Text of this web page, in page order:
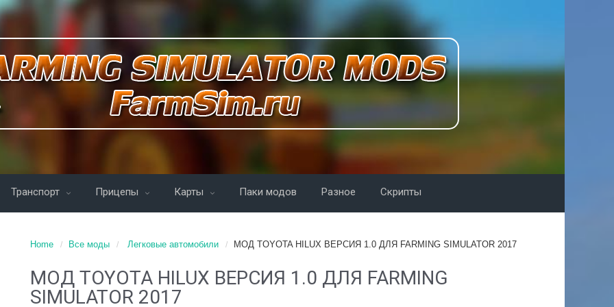
Транспорт Прицепы Карты Паки модов Разное Скрипты
Home Все моды Легковые автомобили МОД TOYOTA HILUX ВЕРСИЯ 1.0 ДЛЯ FARMING SIMULATOR 2017
МОД TOYOTA HILUX ВЕРСИЯ 1.0 ДЛЯ FARMING
SIMULATOR 2017